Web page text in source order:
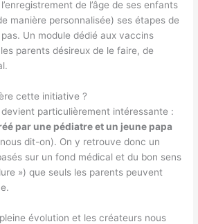
de l’âge de ses enfants
manière personnalisée) ses étapes de
Un module dédié aux vaccins
parents désireux de le faire, de
cette initiative ?
devient particulièrement intéressante :
par une pédiatre et un jeune papa
dit-on). On y retrouve donc un
sur un fond médical et du bon sens
») que seuls les parents peuvent
évolution et les créateurs nous